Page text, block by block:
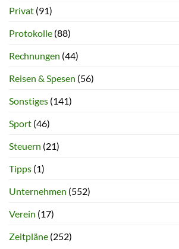
Privat (91)
Protokolle (88)
Rechnungen (44)
Reisen & Spesen (56)
Sonstiges (141)
Sport (46)
Steuern (21)
Tipps (1)
Unternehmen (552)
Verein (17)
Zeitpläne (252)